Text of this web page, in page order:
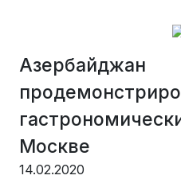
Азербайджан
Москве
14.02.2020